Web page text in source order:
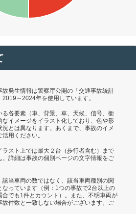
故発生情報は警察庁公開の「交通事故統計
～2024年を使用しています。
る各要素（車、背景、車、天候、信号、衝
なイメージをイラスト化しており、色や形
とは異なります。あくまで、事故のイメ
用ください。
ラスト上では最大２台（歩行者含む）まで
。詳細は事故の個別ページの文字情報をご
該当車両の数ではなく、該当車両種別の関
なっています（例：1つの事故で2台以上の
合でも1件とカウント）。また、不明車両が
件数と一致しない場合がございます。ご